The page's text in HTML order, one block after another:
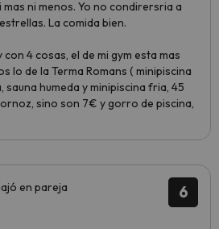
mas ni menos. Yo no condirersria a
La comida bien.
4 cosas, el de mi gym esta mas
lo de la Terma Romans ( minipiscina
sauna humeda y minipiscina fria, 45
sino son 7€ y gorro de piscina,
6
en pareja